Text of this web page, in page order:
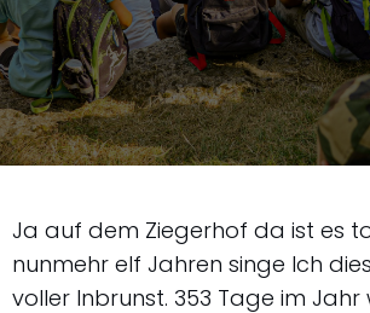
Ja auf dem Ziegerhof da ist es
nunmehr elf Jahren singe Ich
voller Inbrunst. 353 Tage im